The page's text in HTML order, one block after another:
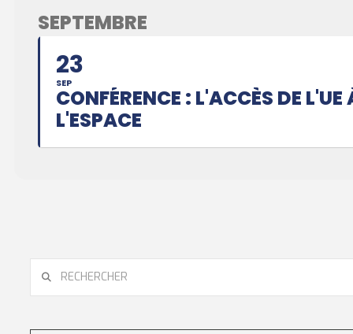
SEPTEMBRE
23
SEP
CONFÉRENCE : L'ACCÈS DE L'UE
L'ESPACE